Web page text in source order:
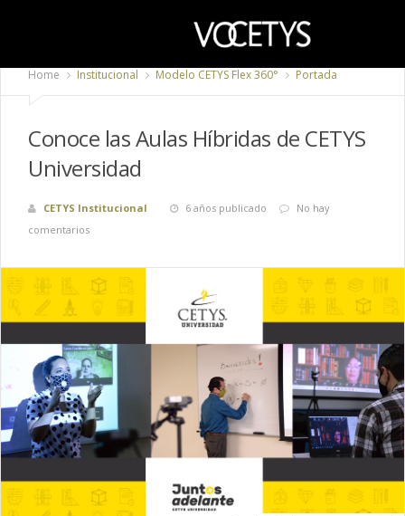
Home Institucional Modelo CETYS Flex 360° Portada
Conoce las Aulas Híbridas de CETYS
Universidad
CETYS Institucional 6 años publicado
No hay
comentarios